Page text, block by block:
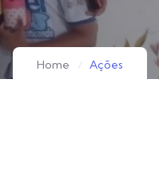
Home Ações